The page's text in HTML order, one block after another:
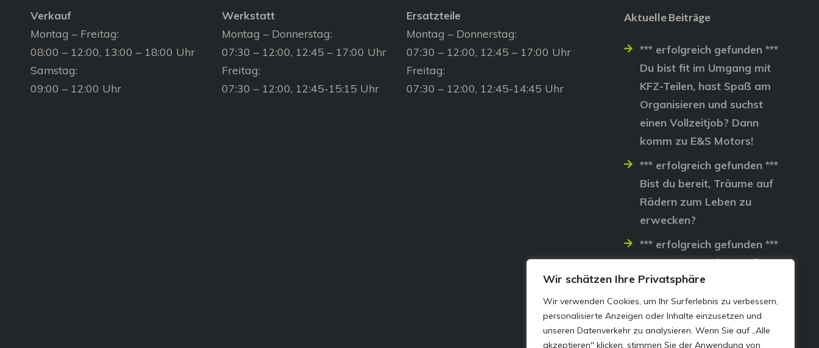
Wir schätzen Ihre Privatsphäre
Wir verwenden Cookies, um Ihr Surferlebnis zu verbessern,
personalisierte Anzeigen oder Inhalte einzusetzen und
unseren Datenverkehr zu analysieren. Wenn Sie auf „Alle
akzeptieren" klicken, stimmen Sie der Anwendung von
Verkauf
Montag – Freitag:
08:00 – 12:00, 13:00 – 18:00 Uhr
Samstag:
09:00 – 12:00 Uhr
Werkstatt
Montag – Donnerstag:
07:30 – 12:00, 12:45 – 17:00 Uhr
Freitag:
07:30 – 12:00, 12:45-15:15 Uhr
Ersatzteile
Montag – Donnerstag:
07:30 – 12:00, 12:45 – 17:00 Uhr
Freitag:
07:30 – 12:00, 12:45-14:45 Uhr
Aktuelle Beiträge
*** erfolgreich gefunden ***
Du bist fit im Umgang mit
KFZ-Teilen, hast Spaß am
Organisieren und suchst
einen Vollzeitjob? Dann
komm zu E&S Motors!
*** erfolgreich gefunden ***
Bist du bereit, Träume auf
Rädern zum Leben zu
erwecken?
*** erfolgreich gefunden ***
Lass uns gemeinsam die
Straßen erobern…